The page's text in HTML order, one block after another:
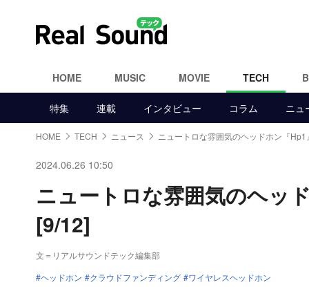
HOME MUSIC MOVIE TECH
特集 連載 インタビュー コラム ニュ
HOME TECH ニュース ニュートロな雰囲気のヘッドホン『Hp1』
2024.06.26 10:50
ニュートロな雰囲気のヘッ
[9/12]
文＝リアルサウンドテック編集部
ヘッドホン
クラウドファンディング ワイヤレスヘッドホン